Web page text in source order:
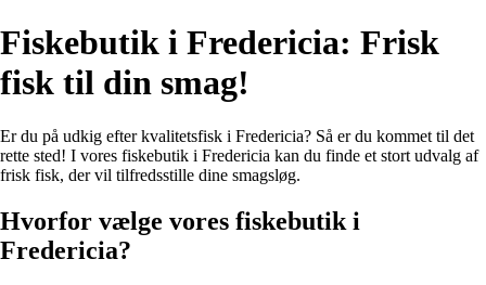
Fiskebutik i Fredericia: Frisk
fisk til din smag!
Er du på udkig efter kvalitetsfisk i Fredericia? Så er du kommet til det
rette sted! I vores fiskebutik i Fredericia kan du finde et stort udvalg af
frisk fisk, der vil tilfredsstille dine smagsløg.
Hvorfor vælge vores fiskebutik i
Fredericia?